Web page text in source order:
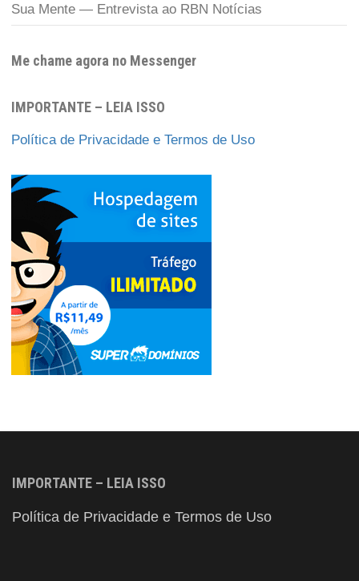
Sua Mente — Entrevista ao RBN Notícias
Me chame agora no Messenger
IMPORTANTE – LEIA ISSO
Política de Privacidade e Termos de Uso
IMPORTANTE – LEIA ISSO
Política de Privacidade e Termos de Uso